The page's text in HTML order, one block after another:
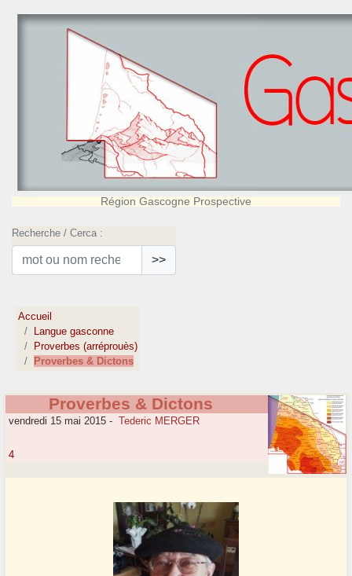
Région Gascogne Prospective
Recherche / Cerca :
>>
Accueil
Langue gasconne
Proverbes (arréprouès)
Proverbes & Dictons
Proverbes & Dictons
vendredi 15 mai 2015 - Tederic MERGER
4